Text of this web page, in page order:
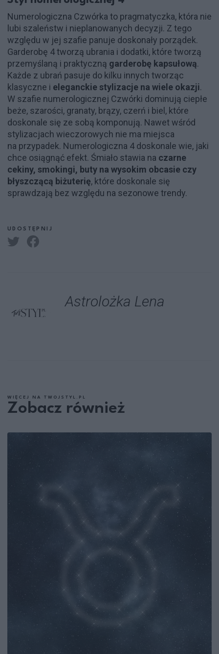
Numerologiczna Czwórka to pragmatyczka, która nie
lubi szaleństw i nieplanowanych decyzji. Z tego
względu w jej szafie panuje doskonały porządek.
Garderobę 4 tworzą ubrania i dodatki, które tworzą
przemyślaną i praktyczną garderobę kapsułową.
Każde z ubrań pasuje do kilku innych tworząc
klasyczne i eleganckie stylizacje na wiele okazji.
W szafie numerologicznej Czwórki dominują ciepłe
beże, szarości, granaty, brązy, czerń i biel, które
doskonale się ze sobą komponują. Nawet wśród
stylizacjach wieczorowych nie ma miejsca
na przypadek. Numerologiczna 4 doskonale wie, jaki
chce osiągnąć efekt. Śmiało stawia na czarne
cekiny, smokingi, buty na wysokim obcasie czy
błyszczącą biżuterię, które doskonale się
sprawdzają bez względu na sezonowe trendy.
UDOSTĘPNIJ
Astrolożka Lena
WIĘCEJ NA TWOJSTYL.PL
Zobacz również